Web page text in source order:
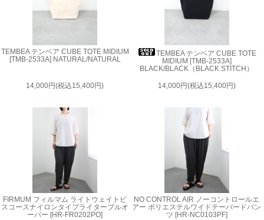
TEMBEA テンベア CUBE TOTE MIDIUM
[TMB-2533A] NATURAL/NATURAL
14,000円(税込15,400円)
TEMBEA テンベア CUBE TOTE
MIDIUM [TMB-2533A]
BLACK/BLACK（BLACK STITCH）
14,000円(税込15,400円)
FIRMUM フィルマム ライトウェイトビ
スコースナイロンタイプライタープルオ
ーバー [HR-FR0202PO]
NO CONTROL AIR ノーコントロールエ
アー ポリエステルワイドテーパードパン
ツ [HR-NC0103PF]